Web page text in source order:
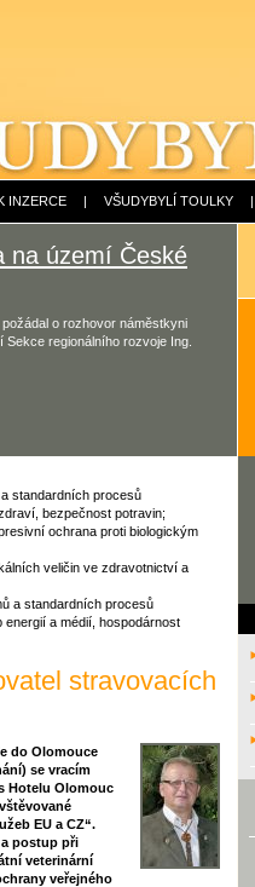
INZERCE | VŠUDYBYLÍ TOULKY |
na území České
o rozhovor náměstkyni
regionálního rozvoje Ing.
standardních procesů
bezpečnost potravin;
ochrana proti biologickým
veličin ve zdravotnictví a
a standardních procesů
a médií, hospodárnost
stravovacích
do Olomouce
se vracím
Hotelu Olomouc
EU a CZ“.
postup při
veterinární
veřejného